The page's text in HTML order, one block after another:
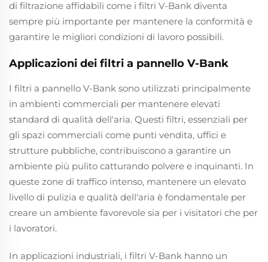
di filtrazione affidabili come i filtri V-Bank diventa
sempre più importante per mantenere la conformità e
garantire le migliori condizioni di lavoro possibili.
Applicazioni dei filtri a pannello V-Bank
I filtri a pannello V-Bank sono utilizzati principalmente
in ambienti commerciali per mantenere elevati
standard di qualità dell'aria. Questi filtri, essenziali per
gli spazi commerciali come punti vendita, uffici e
strutture pubbliche, contribuiscono a garantire un
ambiente più pulito catturando polvere e inquinanti. In
queste zone di traffico intenso, mantenere un elevato
livello di pulizia e qualità dell'aria è fondamentale per
creare un ambiente favorevole sia per i visitatori che per
i lavoratori.
In applicazioni industriali, i filtri V-Bank hanno un